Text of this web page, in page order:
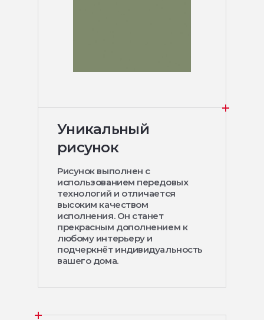
Уникальный
рисунок
Рисунок выполнен с
использованием передовых
технологий и отличается
высоким качеством
исполнения. Он станет
прекрасным дополнением к
любому интерьеру и
подчеркнёт индивидуальность
вашего дома.